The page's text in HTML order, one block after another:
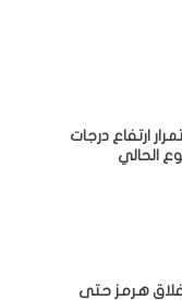
ارتفاع درجات
الحالي
هرمز حتى